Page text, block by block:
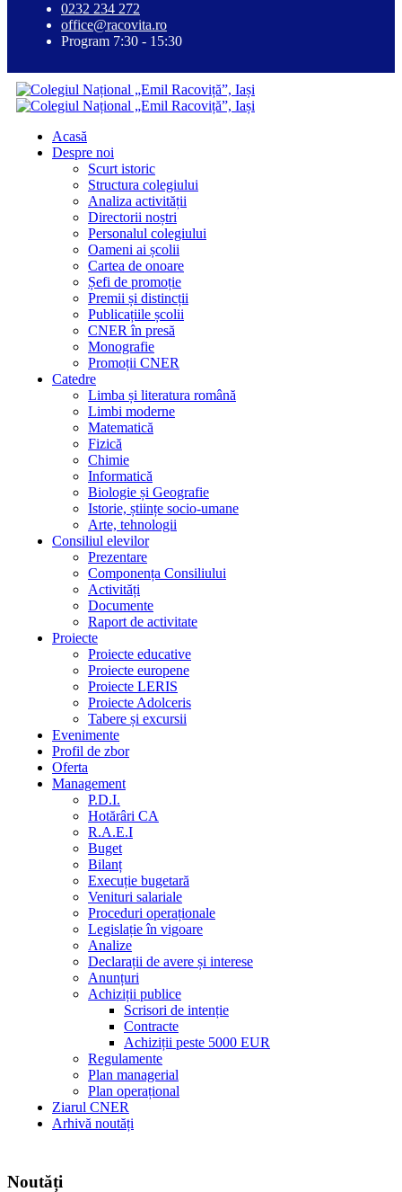
0232 234 272
office@racovita.ro
Program 7:30 - 15:30
Acasă
Despre noi
Scurt istoric
Structura colegiului
Analiza activității
Directorii noștri
Personalul colegiului
Oameni ai școlii
Cartea de onoare
Șefi de promoție
Premii și distincții
Publicațiile școlii
CNER în presă
Monografie
Promoții CNER
Catedre
Limba și literatura română
Limbi moderne
Matematică
Fizică
Chimie
Informatică
Biologie și Geografie
Istorie, științe socio-umane
Arte, tehnologii
Consiliul elevilor
Prezentare
Componența Consiliului
Activități
Documente
Raport de activitate
Proiecte
Proiecte educative
Proiecte europene
Proiecte LERIS
Proiecte Adolceris
Tabere și excursii
Evenimente
Profil de zbor
Oferta
Management
P.D.I.
Hotărâri CA
R.A.E.I
Buget
Bilanț
Execuție bugetară
Venituri salariale
Proceduri operaționale
Legislație în vigoare
Analize
Declarații de avere și interese
Anunțuri
Achiziții publice
Scrisori de intenție
Contracte
Achiziții peste 5000 EUR
Regulamente
Plan managerial
Plan operațional
Ziarul CNER
Arhivă noutăți
Noutăți